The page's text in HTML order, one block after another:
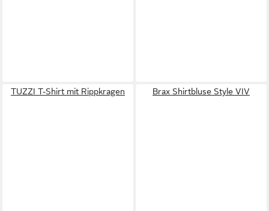
TUZZI T-Shirt mit Rippkragen Brax Shirtbluse Style VIV